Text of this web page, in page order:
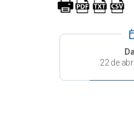
22 de